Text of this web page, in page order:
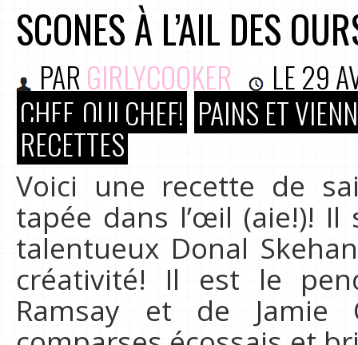
SCONES À L’AIL DES
PAR GIRLYCOOKER LE29
CHEF, OUI CHEF! PAINS ET
RECETTES
Voici une recette de
tapée dans l’œil (aie!)! Il
talentueux Donal
créativité! Il est le
Ramsay et de Jamie